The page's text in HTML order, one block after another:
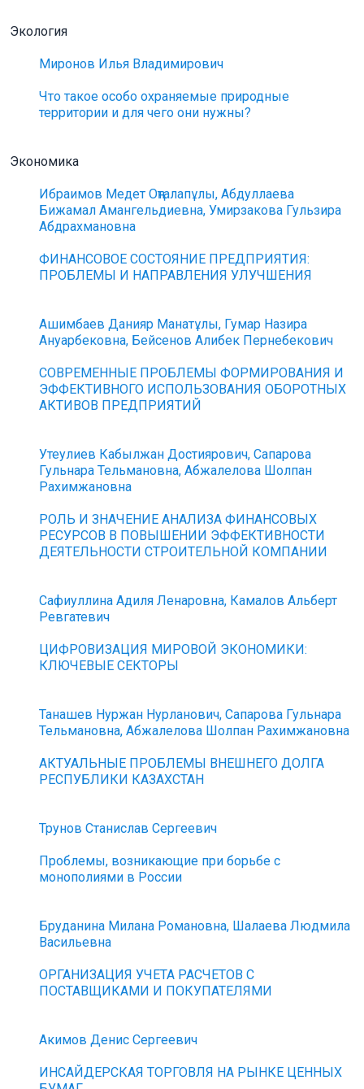
Экология
Миронов Илья Владимирович
Что такое особо охраняемые природные
территории и для чего они нужны?
Экономика
Ибраимов Медет Оңталапұлы, Абдуллаева
Бижамал Амангельдиевна, Умирзакова Гульзира
Абдрахмановна
ФИНАНСОВОЕ СОСТОЯНИЕ ПРЕДПРИЯТИЯ:
ПРОБЛЕМЫ И НАПРАВЛЕНИЯ УЛУЧШЕНИЯ
Ашимбаев Данияр Манатұлы, Гумар Назира
Ануарбековна, Бейсенов Алибек Пернебекович
СОВРЕМЕННЫЕ ПРОБЛЕМЫ ФОРМИРОВАНИЯ И
ЭФФЕКТИВНОГО ИСПОЛЬЗОВАНИЯ ОБОРОТНЫХ
АКТИВОВ ПРЕДПРИЯТИЙ
Утеулиев Кабылжан Достиярович, Сапарова
Гульнара Тельмановна, Абжалелова Шолпан
Рахимжановна
РОЛЬ И ЗНАЧЕНИЕ АНАЛИЗА ФИНАНСОВЫХ
РЕСУРСОВ В ПОВЫШЕНИИ ЭФФЕКТИВНОСТИ
ДЕЯТЕЛЬНОСТИ СТРОИТЕЛЬНОЙ КОМПАНИИ
Сафиуллина Адиля Ленаровна, Камалов Альберт
Ревгатевич
ЦИФРОВИЗАЦИЯ МИРОВОЙ ЭКОНОМИКИ:
КЛЮЧЕВЫЕ СЕКТОРЫ
Танашев Нуржан Нурланович, Сапарова Гульнара
Тельмановна, Абжалелова Шолпан Рахимжановна
АКТУАЛЬНЫЕ ПРОБЛЕМЫ ВНЕШНЕГО ДОЛГА
РЕСПУБЛИКИ КАЗАХСТАН
Трунов Станислав Сергеевич
Проблемы, возникающие при борьбе с
монополиями в России
Бруданина Милана Романовна, Шалаева Людмила
Васильевна
ОРГАНИЗАЦИЯ УЧЕТА РАСЧЕТОВ С
ПОСТАВЩИКАМИ И ПОКУПАТЕЛЯМИ
Акимов Денис Сергеевич
ИНСАЙДЕРСКАЯ ТОРГОВЛЯ НА РЫНКЕ ЦЕННЫХ